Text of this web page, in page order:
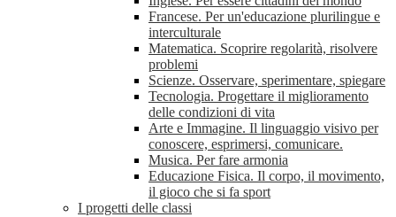
Francese. Per un'educazione plurilingue e
interculturale
Matematica. Scoprire regolarità, risolvere
problemi
Scienze. Osservare, sperimentare, spiegare
Tecnologia. Progettare il miglioramento
delle condizioni di vita
Arte e Immagine. Il linguaggio visivo per
conoscere, esprimersi, comunicare.
Musica. Per fare armonia
Educazione Fisica. Il corpo, il movimento,
il gioco che si fa sport
I progetti delle classi